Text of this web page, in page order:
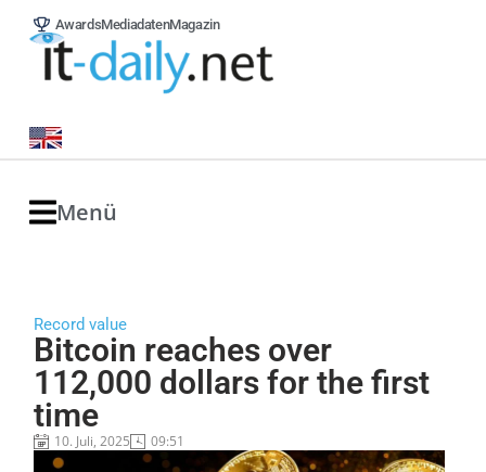
AwardsMediadatenMagazin
Menü
Record value
Bitcoin reaches over
112,000 dollars for the first
time
10. Juli, 2025 09:51